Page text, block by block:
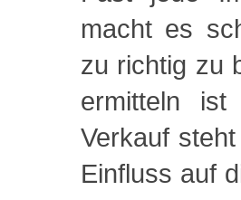
macht es
zu richtig zu
ermitteln ist
Verkauf
Einfluss auf